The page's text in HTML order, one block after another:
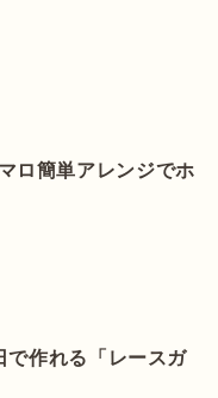
ロ簡単アレンジでホ
で作れる「レースガ